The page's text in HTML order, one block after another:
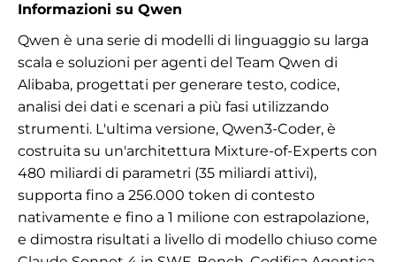
Informazioni su Qwen
Qwen è una serie di modelli di linguaggio su larga
scala e soluzioni per agenti del Team Qwen di
Alibaba, progettati per generare testo, codice,
analisi dei dati e scenari a più fasi utilizzando
strumenti. L'ultima versione, Qwen3-Coder, è
costruita su un'architettura Mixture-of-Experts con
480 miliardi di parametri (35 miliardi attivi),
supporta fino a 256.000 token di contesto
nativamente e fino a 1 milione con estrapolazione,
e dimostra risultati a livello di modello chiuso come